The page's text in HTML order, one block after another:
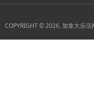
COPYRIGHT © 2026, 加拿大乐活